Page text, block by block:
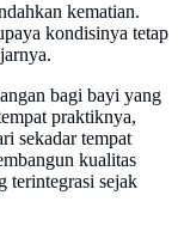
kematian.
kondisinya tetap
bagi bayi yang
praktiknya,
sekadar tempat
kualitas
terintegrasi sejak